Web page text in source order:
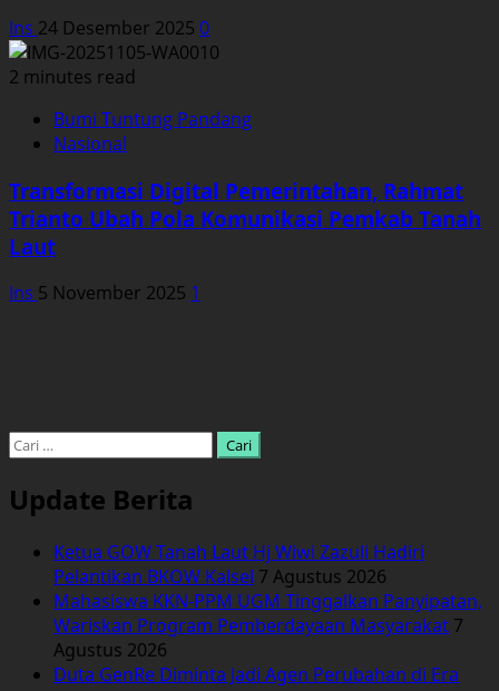
Ins 24 Desember 2025 0
2 minutes read
Bumi Tuntung Pandang
Nasional
Transformasi Digital Pemerintahan, Rahmat
Trianto Ubah Pola Komunikasi Pemkab Tanah
Laut
Ins 5 November 2025 1
Cari
Update Berita
Ketua GOW Tanah Laut Hj Wiwi Zazuli Hadiri
Pelantikan BKOW Kalsel 7 Agustus 2026
Mahasiswa KKN-PPM UGM Tinggalkan Panyipatan,
Wariskan Program Pemberdayaan Masyarakat 7
Agustus 2026
Duta GenRe Diminta Jadi Agen Perubahan di Era